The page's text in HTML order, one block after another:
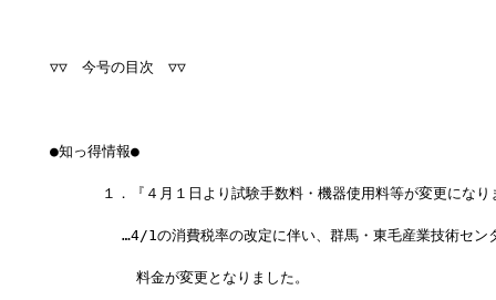
▽▽　今号の目次　▽▽
●知っ得情報●
１．『４月１日より試験手数料・機器使用料等が変更になり
…4/1の消費税率の改定に伴い、群馬・東毛産業技術セン
料金が変更となりました。